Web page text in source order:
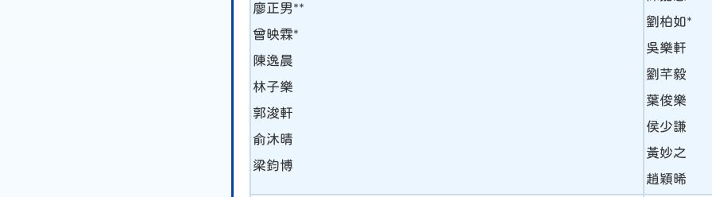
廖正男**
曾映霖*
陳逸晨
林子樂
郭浚軒
俞沐晴
梁鈞博
劉柏如*
吳樂軒
劉芊毅
葉俊樂
侯少謙
黃妙之
趙穎晞